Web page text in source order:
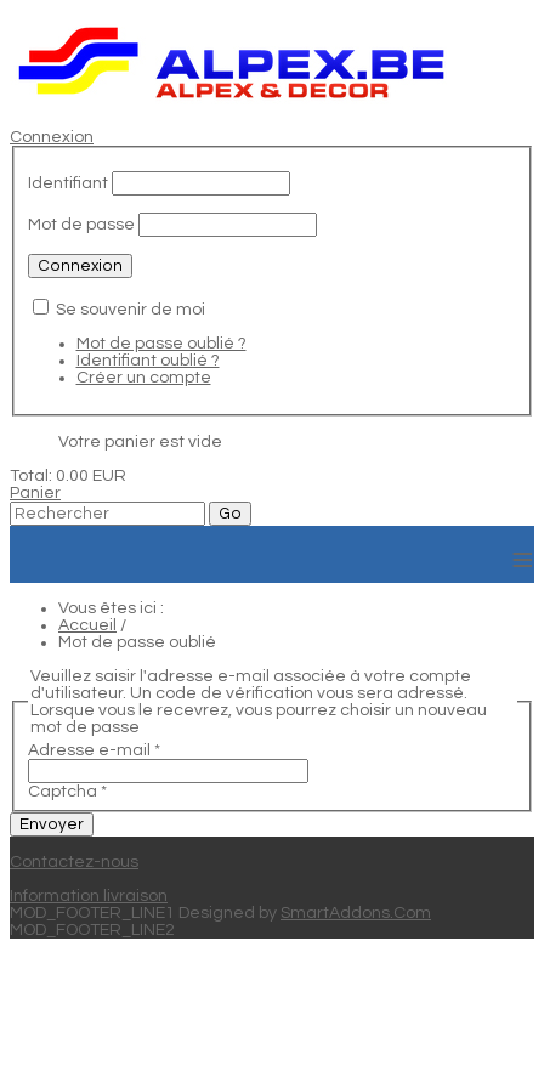
Connexion
Identifiant
Mot de passe
Se souvenir de moi
Mot de passe oublié ?
Identifiant oublié ?
Créer un compte
Votre panier est vide
Total: 0.00 EUR
Panier
≡
Vous êtes ici :
Accueil /
Mot de passe oublié
Veuillez saisir l'adresse e-mail associée à votre compte
d'utilisateur. Un code de vérification vous sera adressé.
Lorsque vous le recevrez, vous pourrez choisir un nouveau
mot de passe
Adresse e-mail *
Captcha *
Envoyer
Contactez-nous
Information livraison
MOD_FOOTER_LINE1 Designed by SmartAddons.Com
MOD_FOOTER_LINE2